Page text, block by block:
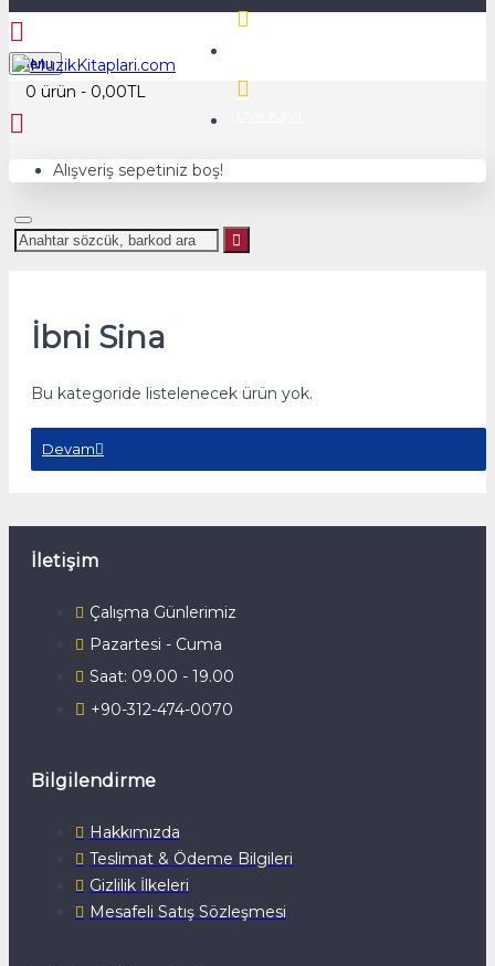
Menu
0 ürün - 0,00TL
Alışveriş sepetiniz boş!
İbni Sina
Bu kategoride listelenecek ürün yok.
Devam
İletişim
Çalışma Günlerimiz
Pazartesi - Cuma
Saat: 09.00 - 19.00
+90-312-474-0070
Bilgilendirme
Hakkımızda
Teslimat & Ödeme Bilgileri
Gizlilik İlkeleri
Mesafeli Satış Sözleşmesi